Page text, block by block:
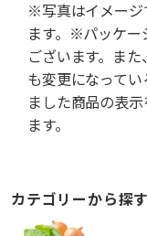
※写真はイメージ
ます。※パッケー
ございます。ま
も変更になって
ました商品の表
ます。
カテゴリーから探す